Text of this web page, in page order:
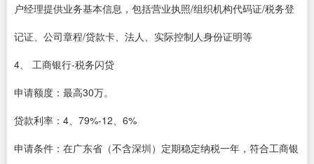
户经理提供业务基本信息，包括营业执照/组织机构代码证/税务登
记证、公司章程/贷款卡、法人、实际控制人身份证明等
4、 工商银行-税务闪贷
申请额度：最高30万。
贷款利率：4、79%-12、6%
申请条件：在广东省（不含深圳）定期稳定纳税一年，符合工商银